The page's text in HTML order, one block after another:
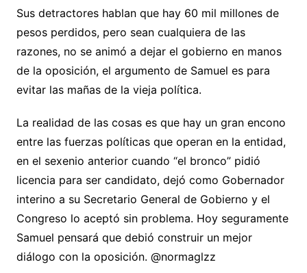
Sus detractores hablan que hay 60 mil millones de
pesos perdidos, pero sean cualquiera de las
razones, no se animó a dejar el gobierno en manos
de la oposición, el argumento de Samuel es para
evitar las mañas de la vieja política.
La realidad de las cosas es que hay un gran encono
entre las fuerzas políticas que operan en la entidad,
en el sexenio anterior cuando “el bronco” pidió
licencia para ser candidato, dejó como Gobernador
interino a su Secretario General de Gobierno y el
Congreso lo aceptó sin problema. Hoy seguramente
Samuel pensará que debió construir un mejor
diálogo con la oposición. @normaglzz